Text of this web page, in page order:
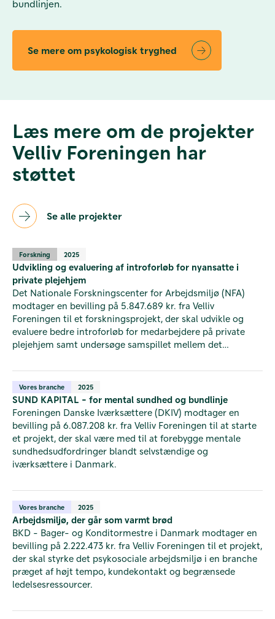
bundlinjen.
Se mere om psykologisk tryghed
Læs mere om de projekter
Velliv Foreningen har
støttet
Se alle projekter
Forskning 2025
Udvikling og evaluering af introforløb for nyansatte i
private plejehjem
Det Nationale Forskningscenter for Arbejdsmiljø (NFA)
modtager en bevilling på 5.847.689 kr. fra Velliv
Foreningen til et forskningsprojekt, der skal udvikle og
evaluere bedre introforløb for medarbejdere på private
plejehjem samt undersøge samspillet mellem det
Vores branche 2025
SUND KAPITAL - for mental sundhed og bundlinje
Foreningen Danske Iværksættere (DKIV) modtager en
bevilling på 6.087.208 kr. fra Velliv Foreningen til at starte
et projekt, der skal være med til at forebygge mentale
sundhedsudfordringer blandt selvstændige og
iværksættere i Danmark.
Vores branche 2025
Arbejdsmiljø, der går som varmt brød
BKD - Bager- og Konditormestre i Danmark modtager en
bevilling på 2.222.473 kr. fra Velliv Foreningen til et projekt,
der skal styrke det psykosociale arbejdsmiljø i en branche
præget af højt tempo, kundekontakt og begrænsede
ledelsesressourcer.